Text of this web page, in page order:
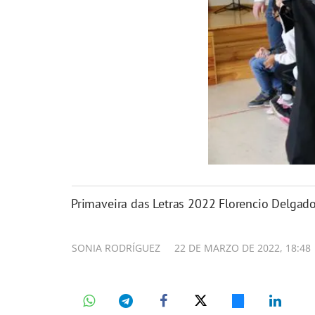
Primaveira das Letras 2022 Florencio
22 DE MARZO DE 2022, 18:48
SONIA RODRÍGUEZ